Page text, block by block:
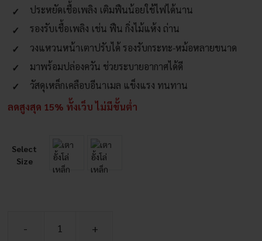
ประหยัดเชื้อเพลิง เติมฟืนน้อยใช้ไฟได้นาน
รองรับเชื้อเพลิง เช่น ฟืน กิ่งไม้แห้ง ถ่าน
วงแหวนหน้าเตาปรับได้ รองรับกระทะ-หม้อหลายขนาด
มาพร้อมปล่องควัน ช่วยระบายอากาศได้ดี
วัสดุเหล็กเคลือบอีนาเมล แข็งแรง ทนทาน
ลดสูงสุด 15% ทั้งเว็บ ไม่มีขั้นต่ำ
Select
Size
จำนวน